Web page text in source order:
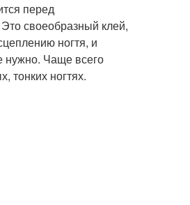
перед
своеобразный клей,
ногтя, и
нужно. Чаще всего
тонких ногтях.